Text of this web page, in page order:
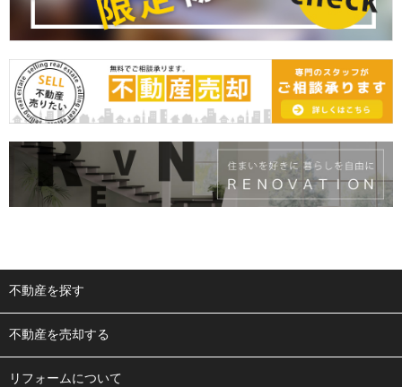
不動産を探す
不動産を売却する
リフォームについて